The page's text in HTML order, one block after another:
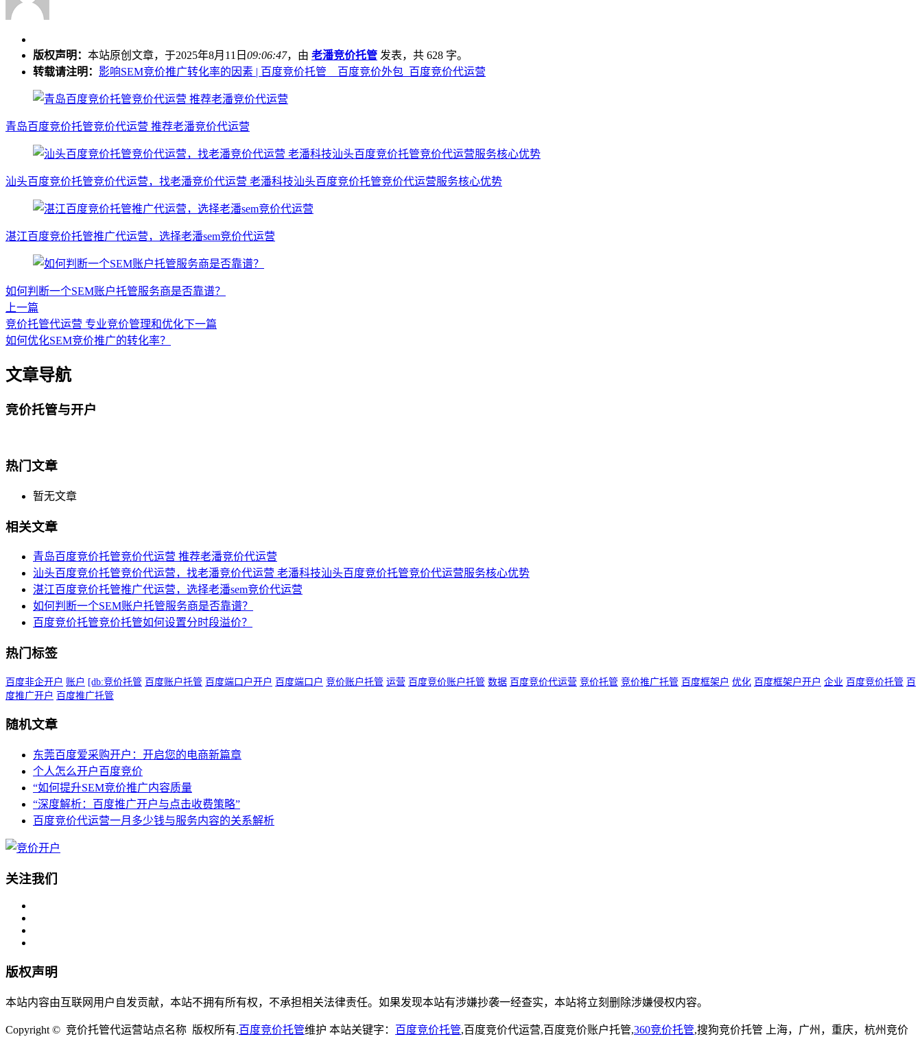
版权声明： 本站原创文章，于2025年8月11日 09:06:47，由 老潘竞价托管 发表，共 628 字。
转载请注明： 影响SEM竞价推广转化率的因素 | 百度竞价托管__百度竞价外包_百度竞价代运营
青岛百度竞价托管竞价代运营 推荐老潘竞价代运营
汕头百度竞价托管竞价代运营，找老潘竞价代运营 老潘科技汕头百度竞价托管竞价代运营服务核心优势
湛江百度竞价托管推广代运营，选择老潘sem竞价代运营
如何判断一个SEM账户托管服务商是否靠谱？
上一篇
竞价托管代运营 专业竞价管理和优化下一篇
如何优化SEM竞价推广的转化率？
文章导航
竞价托管与开户
热门文章
暂无文章
相关文章
青岛百度竞价托管竞价代运营 推荐老潘竞价代运营
汕头百度竞价托管竞价代运营，找老潘竞价代运营 老潘科技汕头百度竞价托管竞价代运营服务核心优势
湛江百度竞价托管推广代运营，选择老潘sem竞价代运营
如何判断一个SEM账户托管服务商是否靠谱？
百度竞价托管竞价托管如何设置分时段溢价？
热门标签
百度非企开户 账户 [db:竞价托管 百度账户托管 百度端口户开户 百度端口户 竞价账户托管 运营 百度竞价账户托管 数据 百度竞价代运营 竞价托管 竞价推广托管 百度框架户 优化 百度框架户开户 企业 百度竞价托管 百
度推广开户 百度推广托管
随机文章
东莞百度爱采购开户：开启您的电商新篇章
个人怎么开户百度竞价
“如何提升SEM竞价推广内容质量
“深度解析：百度推广开户与点击收费策略”
百度竞价代运营一月多少钱与服务内容的关系解析
关注我们
版权声明
本站内容由互联网用户自发贡献，本站不拥有所有权，不承担相关法律责任。如果发现本站有涉嫌抄袭一经查实，本站将立刻删除涉嫌侵权内容。
Copyright © 竞价托管代运营站点名称 版权所有.百度竞价托管维护 本站关键字： 百度竞价托管,百度竞价代运营,百度竞价账户托管,360竞价托管,搜狗竞价托管 上海，广州，重庆，杭州竞价